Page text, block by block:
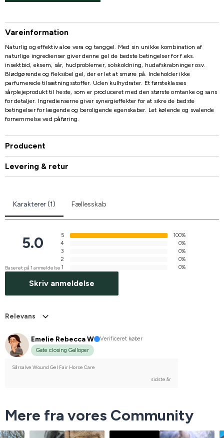
Vareinformation
Naturlig og effektiv aloe vera og tanggel. Med sin unikke kombination af
naturlige ingredienser giver denne gel de bedste betingelser for f.eks.
insektbid, eksem, sår, hudproblemer, solskoldning, hudafskrabninger osv.
Blødgørende og fleksibel gel, der er let at smøre på. Indeholder ikke
parfumerede tilsætningsstoffer. Uden kulhydrater. Et førsteklasses
sårplejeprodukt til heste, som er produceret med den største omtanke og sans
for detaljer. Ingredienserne giver synergieffekter for at sikre de bedste
betingelser for lægende og beroligende egenskaber. Let kølende og svalende
fornemmelse ved påføring.
Producent
Levering & retur
Karakterer (1) Fællesskab
5.0
Baseret på 1 anmeldelse
5
100%
4
0%
3
0%
2
0%
1
0%
Skriv anmeldelse
Relevans
Emelie Rebecca W
Verificeret køber
Gate closing Galloper
Sårsalve Wound Gel Fair Horse Care
sidste år
Mere fra vores Community